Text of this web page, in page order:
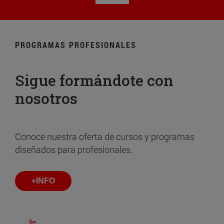
PROGRAMAS PROFESIONALES
Sigue formándote con
nosotros
Conoce nuestra oferta de cursos y programas
diseñados para profesionales.
+INFO